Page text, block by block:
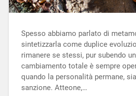
Spesso abbiamo parlato di
sintetizzarla come duplice
rimanere se stessi, pur subendo
cambiamento totale è sempre
quando la personalità permane,
sanzione. Atteone,…